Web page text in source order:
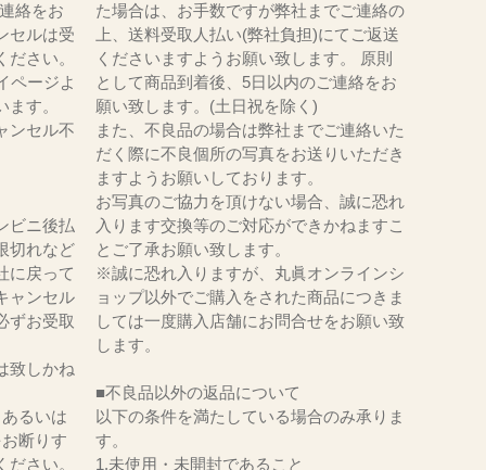
絡をお
セルは受
さい。
ページよ
す。
ンセル不
ビニ後払
切れなど
に戻って
ャンセル
ずお受取
致しかね
るいは
断りす
さい。
た場合は、お手数ですが弊社までご連絡の
上、送料受取人払い(弊社負担)にてご返送
くださいますようお願い致します。 原則
として商品到着後、5日以内のご連絡をお
願い致します。(土日祝を除く)
また、不良品の場合は弊社までご連絡いた
だく際に不良個所の写真をお送りいただき
ますようお願いしております。
お写真のご協力を頂けない場合、誠に恐れ
入ります交換等のご対応ができかねますこ
とご了承お願い致します。
※誠に恐れ入りますが、丸眞オンラインシ
ョップ以外でご購入をされた商品につきま
しては一度購入店舗にお問合せをお願い致
します。
■不良品以外の返品について
以下の条件を満たしている場合のみ承りま
す。
1.未使用・未開封であること